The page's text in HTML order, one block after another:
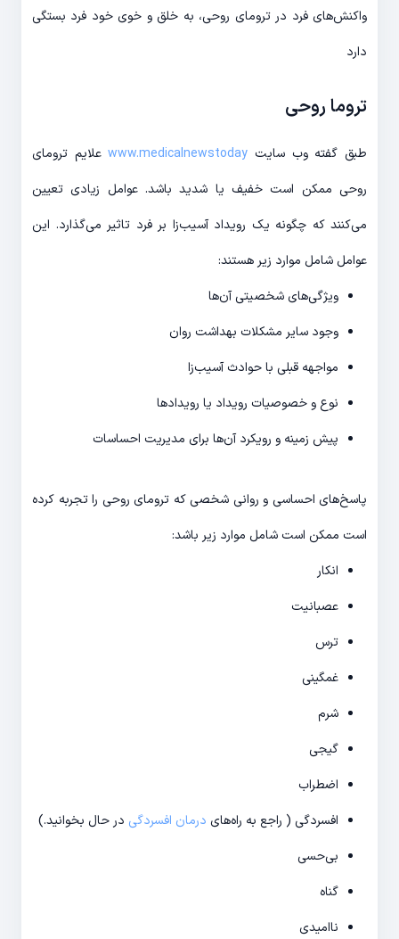
واکنش‌های فرد در ترومای روحی، به خلق و خوی خود فرد بستگی
دارد
تروما روحی
طبق گفته وب سایت www.medicalnewstodayعلایم ترومای
روحی ممکن است خفیف یا شدید باشد. عوامل زیادی تعیین
می‌کنند که چگونه یک رویداد آسیب‌زا بر فرد تاثیر می‌گذارد. این
عوامل شامل موارد زیر هستند:
ویژگی‌های شخصیتی آن‌ها
وجود سایر مشکلات بهداشت روان
مواجهه قبلی با حوادث آسیب‌زا
نوع و خصوصیات رویداد یا رویدادها
پیش زمینه و رویکرد آن‌ها برای مدیریت احساسات
پاسخ‌های احساسی و روانی شخصی که ترومای روحی را تجربه کرده
است ممکن است شامل موارد زیر باشد:
انکار
عصبانیت
ترس
غمگینی
شرم
گیجی
اضطراب
افسردگی ( راجع به راه‌های درمان افسردگی در حال بخوانید.)
بی‌حسی
گناه
ناامیدی